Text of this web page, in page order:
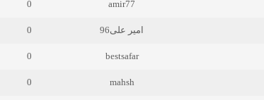
amir77
0
امیر علی96 0
bestsafar
0
mahsh
0